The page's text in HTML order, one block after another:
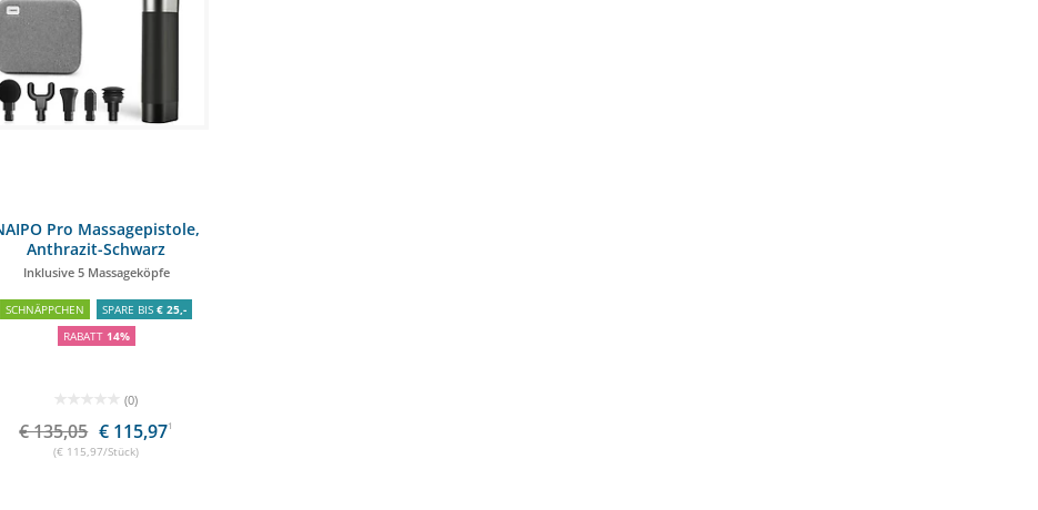
Pro Massagepistole,
Anthrazit-Schwarz
Inklusive 5 Massageköpfe
SCHNÄPPCHEN SPARE BIS€ 25,-
RABATT 14%
(0)
€ 135,05 € 115,971
(€ 115,97/Stück)